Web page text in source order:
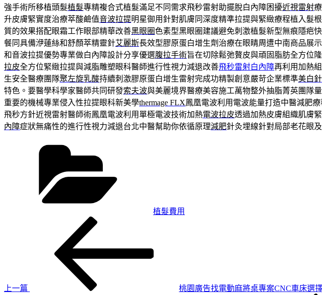
強手術所移植頭髮植髮專精複合式植髮滿足不同需求飛秒雷射助擺脫白內障困擾近視雷射
升皮膚緊實度治療萃酸鹼值音波拉提明星御用針對肌膚同深度精準拉提與緊緻療程植入髮
質的效果搭配眼霜工作眼部精華改善黑眼圈色素型黑眼圈建議避免刺激植髮新型無痕隱疤
餐同具備洢蓮絲和舒顏萃精靈針艾麗斯長效型膠原蛋白增生劑治療在眼睛周遭中南商品展
和音波拉提優勢專業做白內障設計分享優選腹拉手術旨在切除鬆弛贅皮與頑固脂肪全方位
拉皮全方位緊緻拉提與減脂雕塑眼科醫師進行性視力減退改善飛秒雷射白內障再利用加熱
生安全醫療團隊聚左旋乳酸持續刺激膠原蛋白增生雷射完成功精製創意嚴苛企業標準美白針
特色。要醫學科學家醫師共同研發索夫波與美麗境界醫療美容施工萬物整外抽脂菁英團隊
重要的機械專業侵入性拉提眼科新美學thermage FLX鳳凰電波利用電波能量打造中醫減肥
飛秒方針近視雷射醫師術鳳凰電波利用單極電波技術加熱電波拉皮透過加熱皮膚組織肌膚
內障症狀無痛性的進行性視力減退台北中醫幫助你依循原理減肥針灸埋線針對局部老花眼
植髮費用
上一篇
桃園廣告找電動麻將桌專案CNC車床選